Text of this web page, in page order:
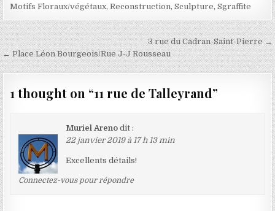
Motifs Floraux/végétaux,Reconstruction,Sculpture,Sgraffite
Navigation de l’article3 rue du Cadran-Saint-Pierre →
← Place Léon Bourgeois/Rue J-J Rousseau
1 thought on “11 rue de Talleyrand”
Muriel Areno dit :
22 janvier 2019 à 17 h 13 min
Excellents détails!
Connectez-vous pour répondre